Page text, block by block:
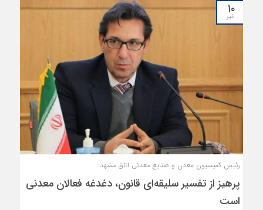
۱۰
تیر
رئیس کمیسیون معدن و صنایع معدنی اتاق مشهد:
پرهیز از تفسیر سلیقه‌ای قانون، دغدغه فعالان معدنی
است